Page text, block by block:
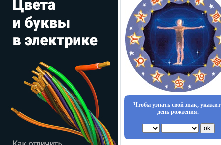
Чтобы узнать свой знак,
день рождения.